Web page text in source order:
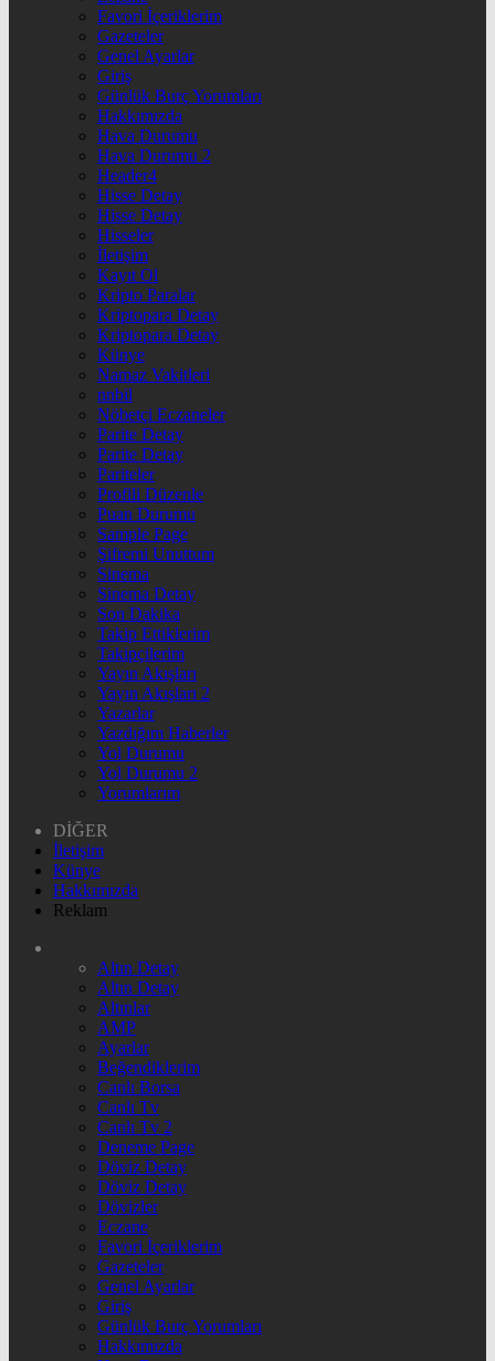
Favori İçeriklerim
Gazeteler
Genel Ayarlar
Giriş
Günlük Burç Yorumları
Hakkımızda
Hava Durumu
Hava Durumu 2
Header4
Hisse Detay
Hisse Detay
Hisseler
İletişim
Kayıt Ol
Kripto Paralar
Kriptopara Detay
Kriptopara Detay
Künye
Namaz Vakitleri
nnbil
Nöbetçi Eczaneler
Parite Detay
Parite Detay
Pariteler
Profili Düzenle
Puan Durumu
Sample Page
Şifremi Unuttum
Sinema
Sinema Detay
Son Dakika
Takip Ettiklerim
Takipçilerim
Yayın Akışları
Yayın Akışları 2
Yazarlar
Yazdığım Haberler
Yol Durumu
Yol Durumu 2
Yorumlarım
DİĞER
İletişim
Künye
Hakkımızda
Reklam
Altın Detay
Altın Detay
Altınlar
AMP
Ayarlar
Beğendiklerim
Canlı Borsa
Canlı Tv
Canlı Tv 2
Deneme Page
Döviz Detay
Döviz Detay
Dövizler
Eczane
Favori İçeriklerim
Gazeteler
Genel Ayarlar
Giriş
Günlük Burç Yorumları
Hakkımızda